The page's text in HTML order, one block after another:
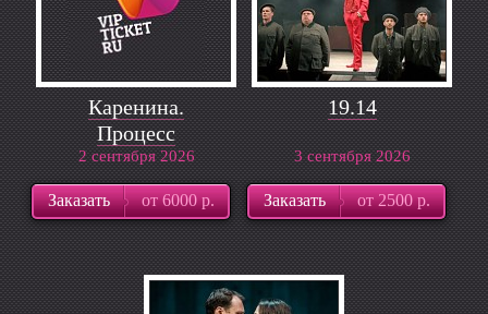
Каренина.
Процесс
2 сентября 2026
Заказать от 6000 р.
19.14
3 сентября 2026
Заказать от 2500 р.